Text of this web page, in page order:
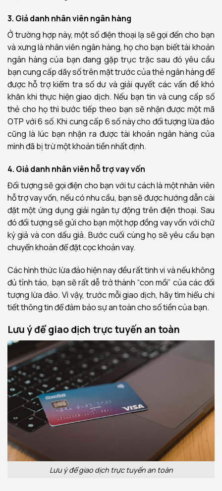
3. Giả danh nhân viên ngân hàng
Ở trường hợp này, một số điện thoại lạ sẽ gọi đến cho bạn
và xưng là nhân viên ngân hàng, họ cho bạn biết tài khoản
ngân hàng của bạn đang gặp trục trặc sau đó yêu cầu
bạn cung cấp dãy số trên mặt trước của thẻ ngân hàng để
được hỗ trợ kiểm tra số dư và giải quyết các vấn đề khó
khăn khi thực hiện giao dịch. Nếu bạn tin và cung cấp số
thẻ cho họ thì bước tiếp theo bạn sẽ nhận được một mã
OTP với 6 số. Khi cung cấp 6 số này cho đối tượng lừa đảo
cũng là lúc bạn nhận ra được tài khoản ngân hàng của
mình đã bị trừ một khoản tiền nhất định.
4. Giả danh nhân viên hỗ trợ vay vốn
Đối tượng sẽ gọi điện cho bạn với tư cách là một nhân viên
hỗ trợ vay vốn, nếu có nhu cầu, bạn sẽ được hướng dẫn cài
đặt một ứng dụng giải ngân tự động trên điện thoại. Sau
đó đối tượng sẽ gửi cho bạn một hợp đồng vay vốn với chữ
ký giả và con dấu giả. Bước cuối cùng họ sẽ yêu cầu bạn
chuyển khoản để đặt cọc khoản vay.
Các hình thức lừa đảo hiện nay đều rất tinh vi và nếu không
đủ tỉnh táo, bạn sẽ rất dễ trở thành “con mồi” của các đối
tượng lừa đảo. Vì vậy, trước mỗi giao dịch, hãy tìm hiểu chi
tiết thông tin để đảm bảo sự an toàn cho số tiền của bạn.
Lưu ý để giao dịch trực tuyến an toàn
Lưu ý để giao dịch trực tuyến an toàn